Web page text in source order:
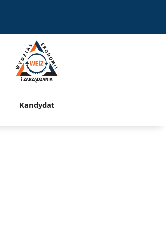
Kandydat